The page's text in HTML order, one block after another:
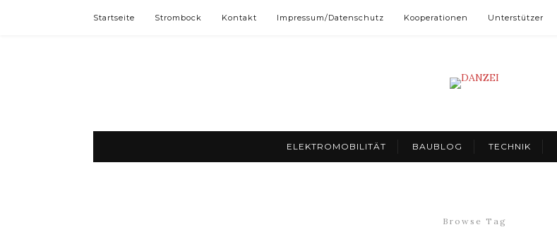
Startseite Strombock Kontakt Impressum/Datenschutz Kooperationen Unterstützer
ELEKTROMOBILITÄT BAUBLOG TECHNIK
Browse Tag